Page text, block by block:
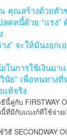
คุณสร้างด้วยตัว
หนี้ด้วย “แรง”
ง” จะให้มันงอกเ
นการใช้เงินมา
นัย” เพื่อหนทาง
ท้จริง
นี้คู่กับ FIRSTWAY
ที่มีกับแบงก์ที่ใช้จ่าย
ธี SECONDWAY